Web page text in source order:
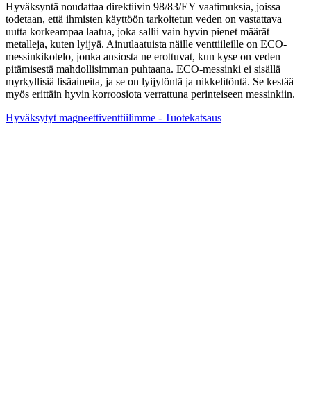
Hyväksyntä noudattaa direktiivin 98/83/EY vaatimuksia, joissa
todetaan, että ihmisten käyttöön tarkoitetun veden on vastattava
uutta korkeampaa laatua, joka sallii vain hyvin pienet määrät
metalleja, kuten lyijyä. Ainutlaatuista näille venttiileille on ECO-
messinkikotelo, jonka ansiosta ne erottuvat, kun kyse on veden
pitämisestä mahdollisimman puhtaana. ECO-messinki ei sisällä
myrkyllisiä lisäaineita, ja se on lyijytöntä ja nikkelitöntä. Se kestää
myös erittäin hyvin korroosiota verrattuna perinteiseen messinkiin.
Hyväksytyt magneettiventtiilimme - Tuotekatsaus